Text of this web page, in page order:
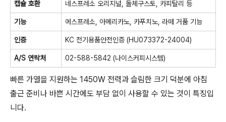
캡슐 호환 네스프레소 오리지널, 돌체구스토, 카피탈리 등
기능 에스프레소, 아메리카노, 카푸치노, 라떼 거품 기능
인증 KС 전기용품안전인증 (HU073372-24004)
A/S 연락처 02-588-5842 (나이스커피시스템)
빠른 가열을 지원하는 1450W 전력과 슬림한 크기 덕분에 아침
출근 준비나 바쁜 시간에도 부담 없이 사용할 수 있는 것이 특징입
니다.